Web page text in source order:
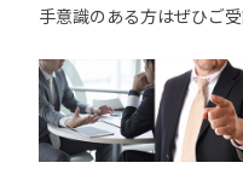
手意識のある方はぜひご受